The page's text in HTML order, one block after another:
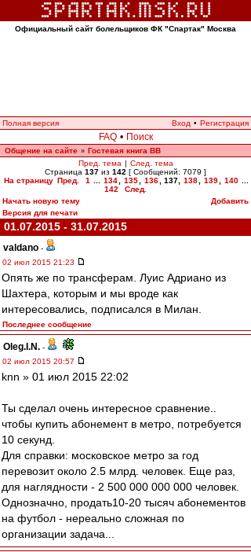
Официальный сайт болельщиков ФК "Спартак" Москва
Полная версия Вход • Регистрация
FAQ • Поиск
Общение на сайте » Гостевая книга ВВ
Пред. тема | След. тема
Страница 137 из 142 [ Сообщений: 7079 ]
На страницу Пред. 1 134 135 136 137, 138 139 140
142
След.
Начать новую тему
Добавить
Версия для печати
01.07.2015 - 31.07.2015
valdano -
02 июл 2015 21:23
Опять же по трансферам. Луис Адриано из
Шахтера, которым и мы вроде как
интересовались, подписался в Милан.
Последнее сообщение
Oleg.I.N. -
02 июл 2015 20:57
knn » 01 июл 2015 22:02
Ты сделал очень интересное сравнение..
чтобы купить абонемент в метро, потребуется
10 секунд.
Для справки: московское метро за год
перевозит около 2.5 млрд. человек. Еще раз,
для наглядности - 2 500 000 000 000 человек.
Однозначно, продать10-20 тысяч абонементов
на футбол - нереально сложная по
организации задача...